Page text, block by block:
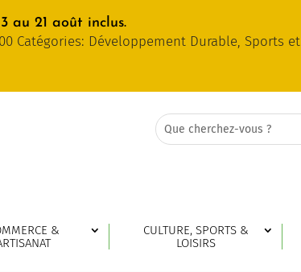
au 21 août inclus.
Catégories: Développement Durable, Sports et
Rechercher:
Search
for...
&
CULTURE, SPORTS &
LOISIRS